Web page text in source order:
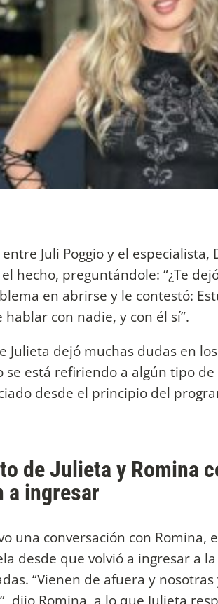
Juli Poggio y el especialista,
hecho, preguntándole: “¿Te
en abrirse y le contestó:
con nadie, y con él sí”.
Julieta dejó muchas dudas en
se está refiriendo a algún tipo
desde el principio del
de Julieta y Romina
a ingresar
una conversación con
desde que volvió a ingresar a
“Vienen de afuera y
dijo Romina, a lo que Julieta